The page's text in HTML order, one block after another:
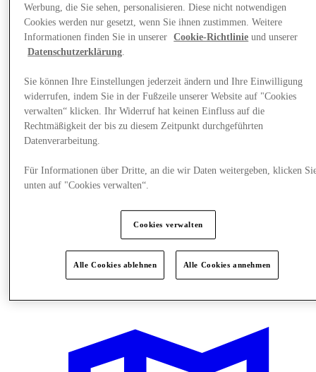
Werbung, die Sie sehen, personalisieren. Diese nicht notwendigen
Cookies werden nur gesetzt, wenn Sie ihnen zustimmen. Weitere
Informationen finden Sie in unserer
Cookie-Richtlinie und unserer
Datenschutzerklärung
Sie können Ihre Einstellungen jederzeit ändern und Ihre Einwilligung
widerrufen, indem Sie in der Fußzeile unserer Website auf "Cookies
verwalten“ klicken. Ihr Widerruf hat keinen Einfluss auf die
Rechtmäßigkeit der bis zu diesem Zeitpunkt durchgeführten
Datenverarbeitung.
Für Informationen über Dritte, an die wir Daten weitergeben, klicken
unten auf "Cookies verwalten“.
Cookies verwalten
Alle Cookies ablehnen Alle Cookies annehmen